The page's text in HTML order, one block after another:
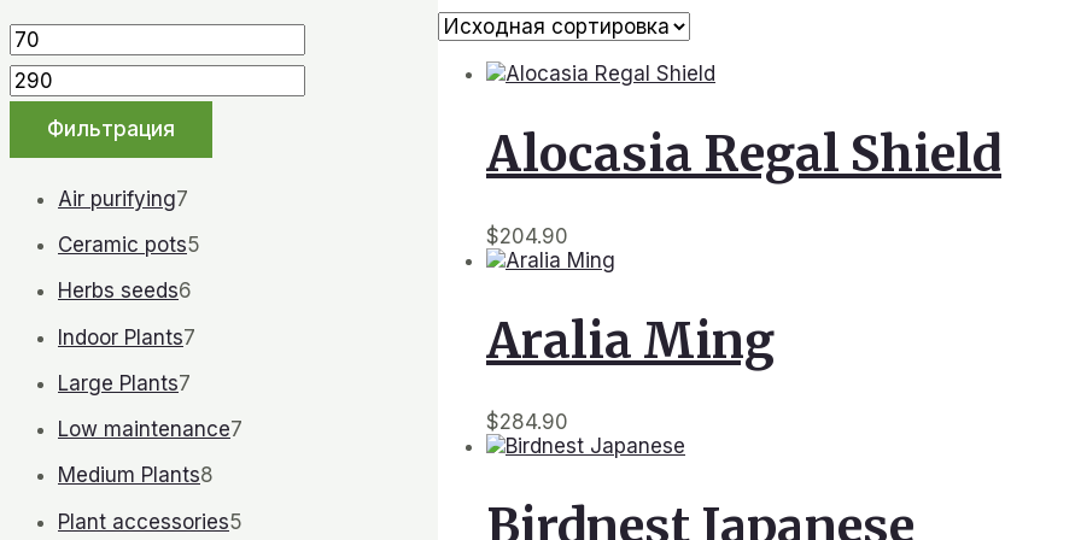
Фильтрация
Air purifying7
Ceramic pots5
Herbs seeds6
Indoor Plants7
Large Plants7
Low maintenance7
Medium Plants8
Plant accessories5
Alocasia Regal Shield
$204.90
Aralia Ming
$284.90
Birdnest Japanese